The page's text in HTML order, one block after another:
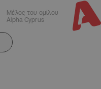
Μέλος του ομίλου
Alpha Cyprus